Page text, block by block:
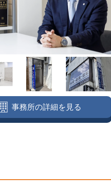
事務所の詳細を見る